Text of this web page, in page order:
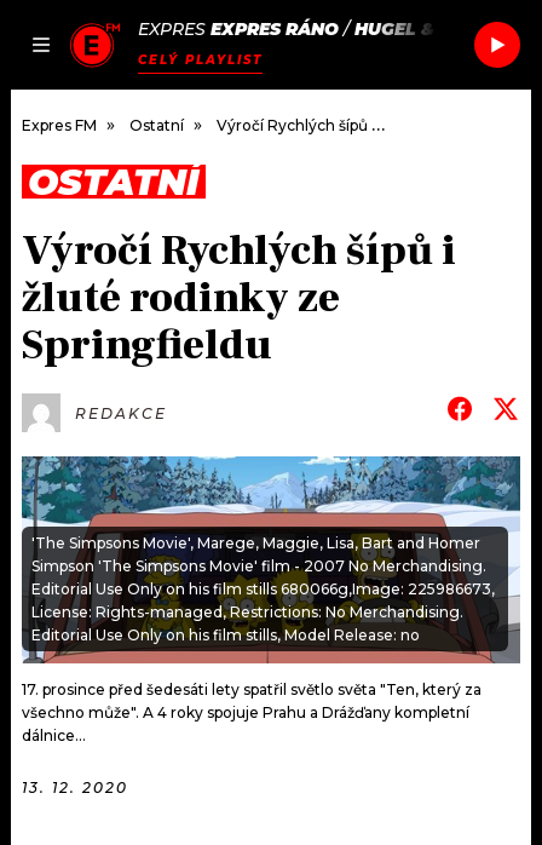
JAK
SEZNAM.CZ
EXPRES EXPRES RÁNO/HUGEL & IMAEL
CELÝ PLAYLIST
DOMŮ
ČLÁNKY
ROZHOVORY
#NEBUDUDOMA
KALENDÁŘ
KVÍZY
VIP
TRENDY
KULTURA
PODCASTY
JAK NALADIT
APLIKACE
PROGRAM
PLAYLIST
JAK NALADIT
SOUTĚŽE
Expres FM Ostatní Výročí Rychlých šípů i žluté rodinky ze Springfieldu
OSTATNÍ
Výročí Rychlých šípů i
žluté rodinky ze
Springfieldu
REDAKCE
'The Simpsons Movie', Marege, Maggie, Lisa, Bart and Homer
Simpson 'The Simpsons Movie' film - 2007 No Merchandising.
Editorial Use Only on his film stills 680066g,Image: 225986673,
License: Rights-managed, Restrictions: No Merchandising.
Editorial Use Only on his film stills, Model Release: no
17. prosince před šedesáti lety spatřil světlo světa "Ten, který za
všechno může". A 4 roky spojuje Prahu a Drážďany kompletní
dálnice...
13. 12. 2020